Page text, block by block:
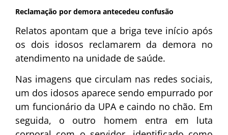
Reclamação por demora antecedeu confusão
Relatos apontam que a briga teve início após
os dois idosos reclamarem da demora no
atendimento na unidade de saúde.
Nas imagens que circulam nas redes sociais,
um dos idosos aparece sendo empurrado por
um funcionário da UPA e caindo no chão. Em
seguida, o outro homem entra em luta